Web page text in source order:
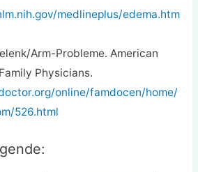
medlineplus/edema.htm
Arm-Probleme. American
Physicians.
online/famdocen/home/
526.html